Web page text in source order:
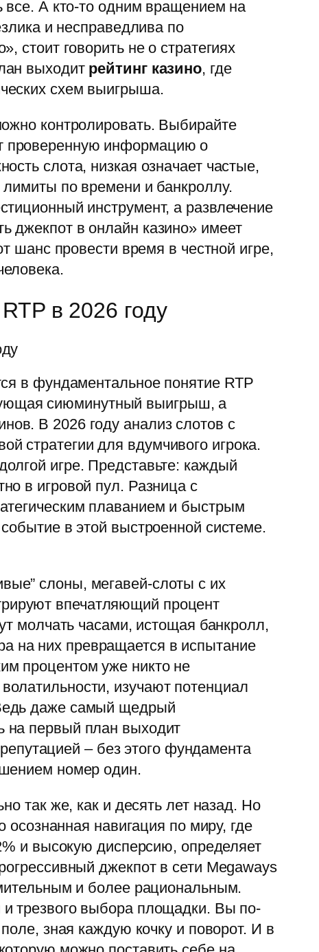
все. А кто-то одним вращением на
и несправедлива по
стоит говорить не о стратегиях
выходит рейтинг казино, где
схем выигрыша.
контролировать. Выбирайте
проверенную информацию о
слота, низкая означает частые,
по времени и банкроллу.
инструмент, а развлечение
джекпот в онлайн казино» имеет
шанс провести время в честной игре,
в 2026 году
в фундаментальное понятие RTP
сиюминутный выигрыш, а
В 2026 году анализ слотов с
стратегии для вдумчивого игрока.
игре. Представьте: каждый
в игровой пул. Разница с
плаванием и быстрым
в этой выстроенной системе.
слоны, мегавей-слоты с их
впечатляющий процент
молчать часами, истощая банкролл,
на них превращается в испытание
процентом уже никто не
изучают потенциал
даже самый щедрый
на первый план выходит
– без этого фундамента
номер один.
так же, как и десять лет назад. Но
навигация по миру, где
и высокую дисперсию, определяет
джекпот в сети Megaways
и более рациональным.
трезвого выбора площадки. Вы по-
зная каждую кочку и поворот. И в